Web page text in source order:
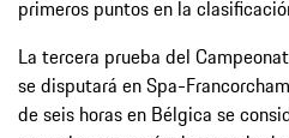
primeros puntos en la
La tercera prueba del
se disputará en Spa-
de seis horas en Bélgica se